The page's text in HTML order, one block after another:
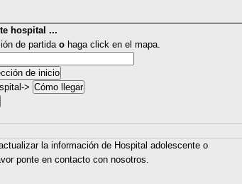
hospital ...
de partida o haga click en el mapa.
>
la información de Hospital adolescente o
ponte en contacto con nosotros.